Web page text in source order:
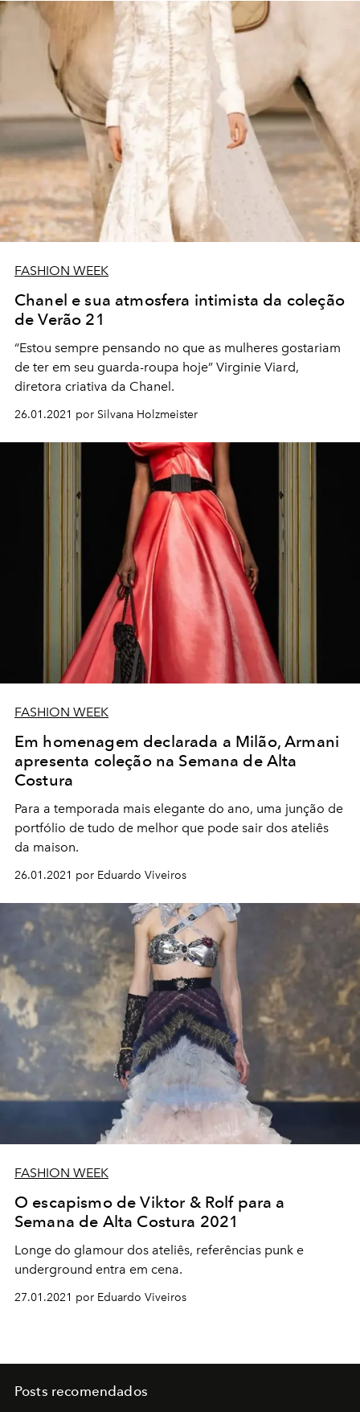
FASHION WEEK
Chanel e sua atmosfera intimista da coleção
de Verão 21
“Estou sempre pensando no que as mulheres gostariam
de ter em seu guarda-roupa hoje” Virginie Viard,
diretora criativa da Chanel.
26.01.2021 por Silvana Holzmeister
FASHION WEEK
Em homenagem declarada a Milão, Armani
apresenta coleção na Semana de Alta
Costura
Para a temporada mais elegante do ano, uma junção de
portfólio de tudo de melhor que pode sair dos ateliês
da maison.
26.01.2021 por Eduardo Viveiros
FASHION WEEK
O escapismo de Viktor & Rolf para a
Semana de Alta Costura 2021
Longe do glamour dos ateliês, referências punk e
underground entra em cena.
27.01.2021 por Eduardo Viveiros
Posts recomendados